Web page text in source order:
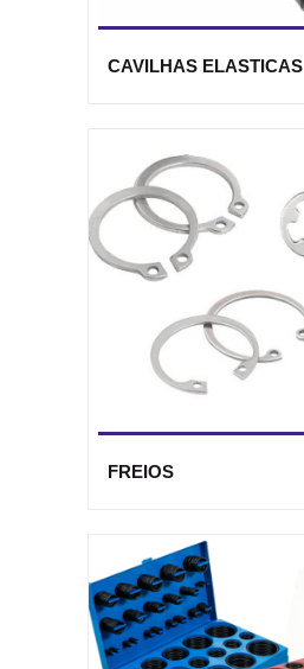
CAVILHAS ELASTICAS
FREIOS